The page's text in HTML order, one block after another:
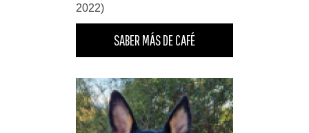
2022)
SABER MÁS DE CAFÉ